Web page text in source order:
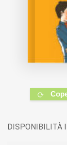
DISPONIBILITÀ